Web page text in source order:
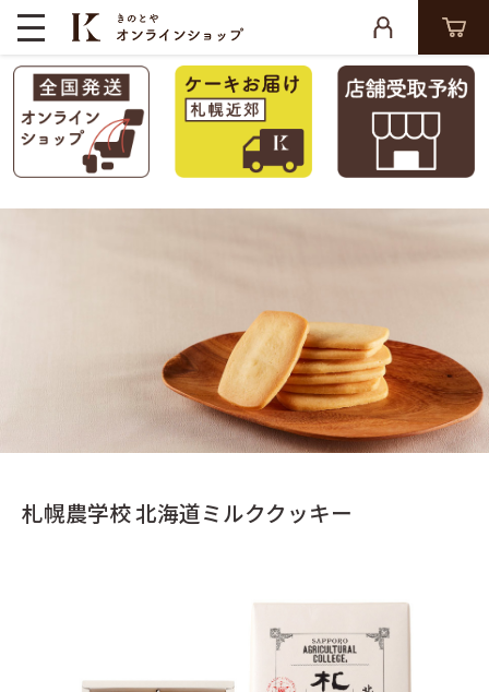
札幌農学校 北海道ミルククッキー